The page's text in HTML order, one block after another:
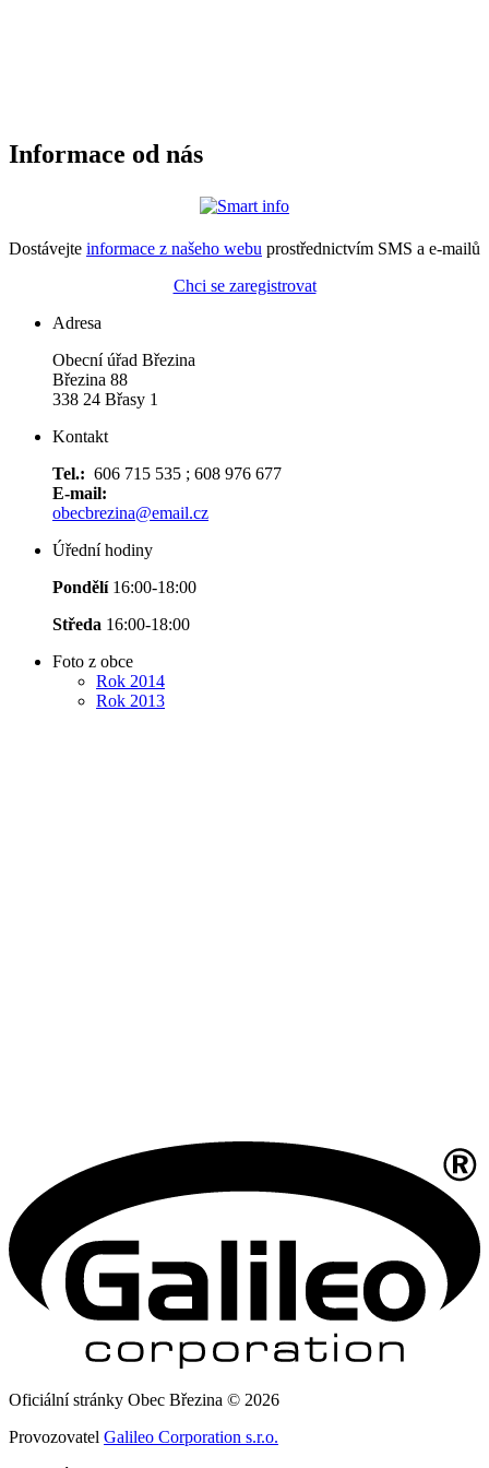
Informace od nás
Dostávejte informace z našeho webu prostřednictvím SMS a e-mailů
Chci se zaregistrovat
Adresa
Obecní úřad Březina
Březina 88
338 24 Břasy 1
Kontakt
Tel.: 606 715 535 ; 608 976 677
E-mail:
obecbrezina@email.cz
Úřední hodiny
Pondělí 16:00-18:00
Středa 16:00-18:00
Foto z obce
Rok 2014
Rok 2013
Oficiální stránky Obec Březina © 2026
Provozovatel Galileo Corporation s.r.o.